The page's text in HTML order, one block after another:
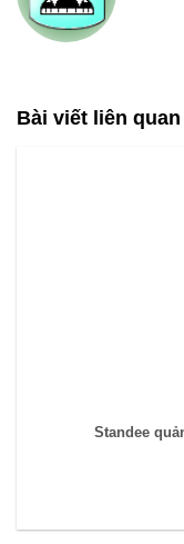
Bài viết liên quan
Standee